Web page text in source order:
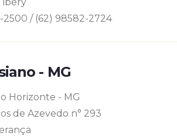
2500 / (62) 98582-2724
- MG
Horizonte - MG
de Azevedo n° 293